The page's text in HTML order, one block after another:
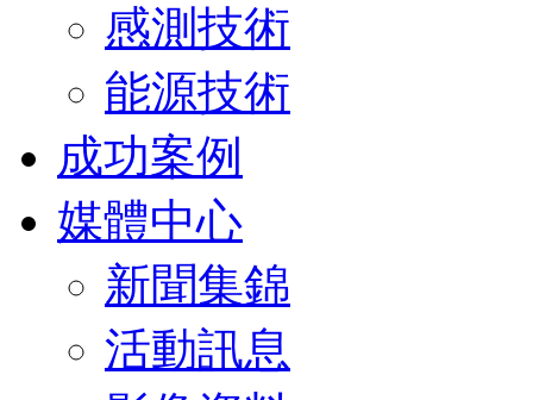
感測技術
能源技術
成功案例
媒體中心
新聞集錦
活動訊息